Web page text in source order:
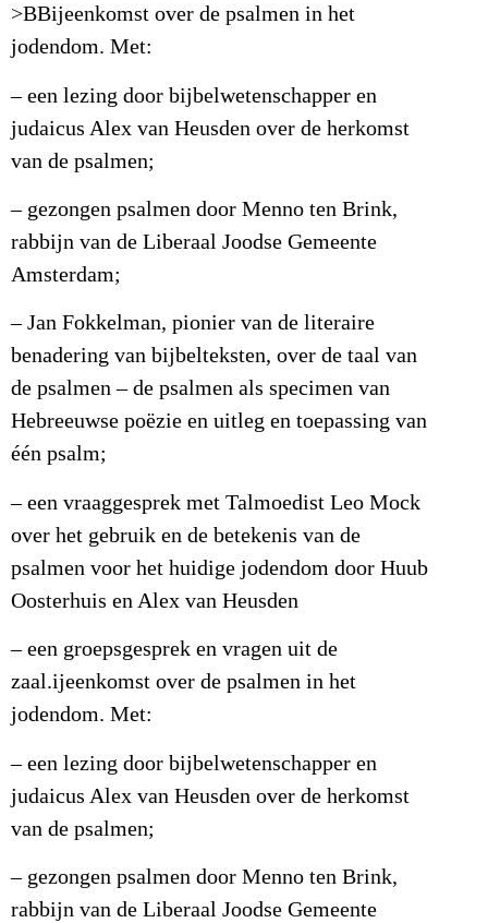
>BBijeenkomst over de psalmen in het
jodendom. Met:
– een lezing door bijbelwetenschapper en
judaicus Alex van Heusden over de herkomst
van de psalmen;
– gezongen psalmen door Menno ten Brink,
rabbijn van de Liberaal Joodse Gemeente
Amsterdam;
– Jan Fokkelman, pionier van de literaire
benadering van bijbelteksten, over de taal van
de psalmen – de psalmen als specimen van
Hebreeuwse poëzie en uitleg en toepassing van
één psalm;
– een vraaggesprek met Talmoedist Leo Mock
over het gebruik en de betekenis van de
psalmen voor het huidige jodendom door Huub
Oosterhuis en Alex van Heusden
– een groepsgesprek en vragen uit de
zaal.ijeenkomst over de psalmen in het
jodendom. Met:
– een lezing door bijbelwetenschapper en
judaicus Alex van Heusden over de herkomst
van de psalmen;
– gezongen psalmen door Menno ten Brink,
rabbijn van de Liberaal Joodse Gemeente